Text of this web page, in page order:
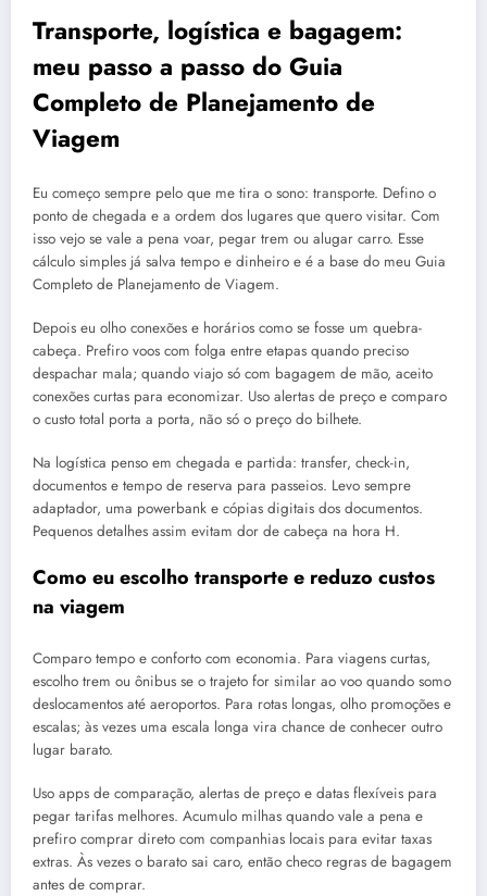
Transporte, logística e bagagem:
meu passo a passo do Guia
Completo de Planejamento de
Viagem
Eu começo sempre pelo que me tira o sono: transporte. Defino o
ponto de chegada e a ordem dos lugares que quero visitar. Com
isso vejo se vale a pena voar, pegar trem ou alugar carro. Esse
cálculo simples já salva tempo e dinheiro e é a base do meu Guia
Completo de Planejamento de Viagem.
Depois eu olho conexões e horários como se fosse um quebra-
cabeça. Prefiro voos com folga entre etapas quando preciso
despachar mala; quando viajo só com bagagem de mão, aceito
conexões curtas para economizar. Uso alertas de preço e comparo
o custo total porta a porta, não só o preço do bilhete.
Na logística penso em chegada e partida: transfer, check-in,
documentos e tempo de reserva para passeios. Levo sempre
adaptador, uma powerbank e cópias digitais dos documentos.
Pequenos detalhes assim evitam dor de cabeça na hora H.
Como eu escolho transporte e reduzo custos
na viagem
Comparo tempo e conforto com economia. Para viagens curtas,
escolho trem ou ônibus se o trajeto for similar ao voo quando somo
deslocamentos até aeroportos. Para rotas longas, olho promoções e
escalas; às vezes uma escala longa vira chance de conhecer outro
lugar barato.
Uso apps de comparação, alertas de preço e datas flexíveis para
pegar tarifas melhores. Acumulo milhas quando vale a pena e
prefiro comprar direto com companhias locais para evitar taxas
extras. Às vezes o barato sai caro, então checo regras de bagagem
antes de comprar.